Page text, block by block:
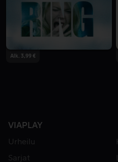
Alk. 3,99 €
VIAPLAY
Urheilu
Sarjat